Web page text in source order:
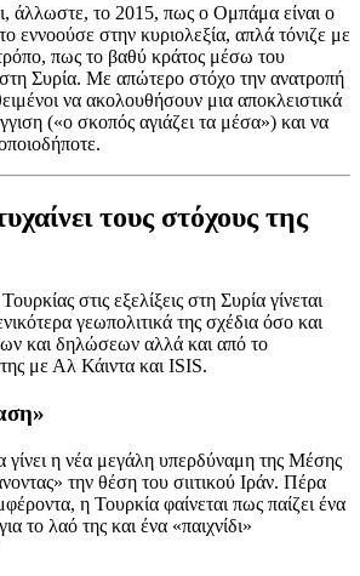
άλλωστε, το 2015, πως ο Ομπάμα είναι ο
εννοούσε στην κυριολεξία, απλά τόνιζε με
πως το βαθύ κράτος μέσω του
Συρία. Με απώτερο στόχο την ανατροπή
να ακολουθήσουν μια αποκλειστικά
(«ο σκοπός αγιάζει τα μέσα») και να
τους στόχους της
στις εξελίξεις στη Συρία γίνεται
γεωπολιτικά της σχέδια όσο και
και δηλώσεων αλλά και από το
με Αλ Κάιντα και ISIS.
γίνει η νέα μεγάλη υπερδύναμη της Μέσης
την θέση του σιιτικού Ιράν. Πέρα
η Τουρκία φαίνεται πως παίζει ένα
το λαό της και ένα «παιχνίδι»